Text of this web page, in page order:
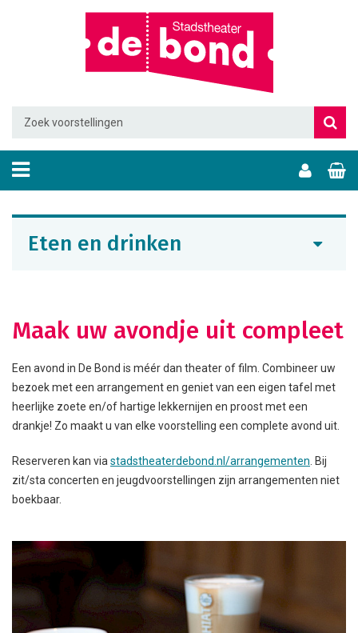
Eten en drinken
Maak uw avondje uit compleet
Een avond in De Bond is méér dan theater of film. Combineer uw
bezoek met een arrangement en geniet van een eigen tafel met
heerlijke zoete en/of hartige lekkernijen en proost met een
drankje! Zo maakt u van elke voorstelling een complete avond uit.
Reserveren kan viastadstheaterdebond.nl/arrangementen. Bij
zit/sta concerten en jeugdvoorstellingen zijn arrangementen niet
boekbaar.